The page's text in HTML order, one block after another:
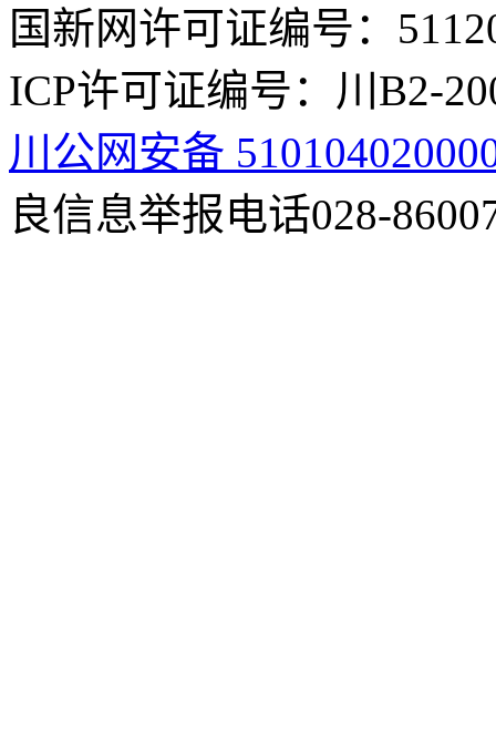
国新网许可证编号：
ICP许可证编号：川B2-
川公网安备
良信息举报电话028-